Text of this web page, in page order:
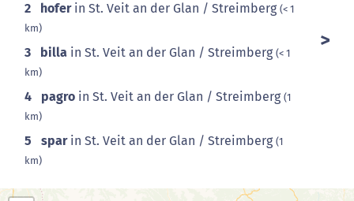
2 hoferin St. Veit an der Glan / Streimberg (< 1
km)
3 billa in St. Veit an der Glan / Streimberg (< 1
km)
4 pagro in St. Veit an der Glan / Streimberg (1
km)
5 sparin St. Veit an der Glan / Streimberg (1
km)